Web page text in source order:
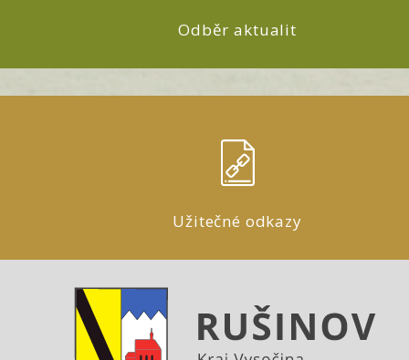
Odběr aktualit
Užitečné odkazy